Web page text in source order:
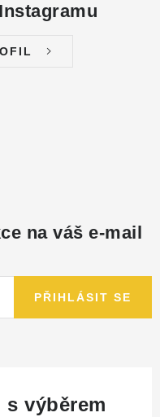
na váš e-mail
PŘIHLÁSIT SE
s výběrem